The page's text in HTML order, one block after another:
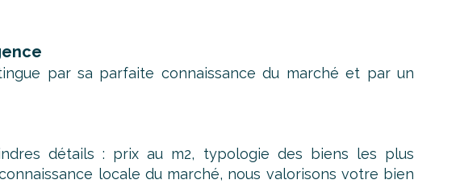
par sa parfaite connaissance du marché et par un
détails : prix au m2, typologie des biens les plus
locale du marché, nous valorisons votre bien